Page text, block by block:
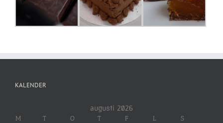
KALENDER
augusti 2026
M T O T F L S